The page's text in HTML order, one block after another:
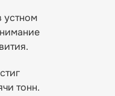
устном
тонн.